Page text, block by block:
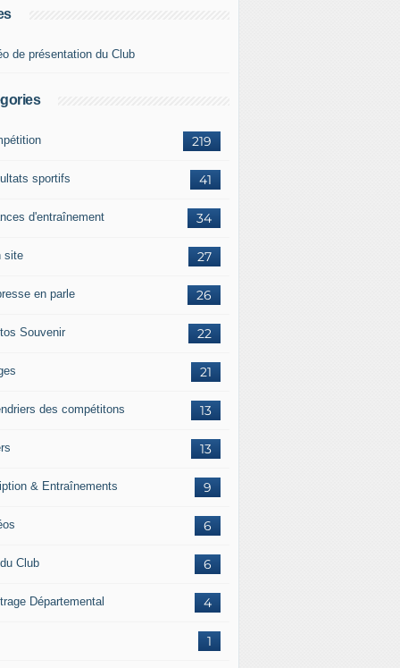
de présentation du Club
219
41
sportifs
34
d'entraînement
27
site
26
en parle
22
Souvenir
21
13
des compétitons
13
9
& Entraînements
6
6
Club
4
Départemental
1